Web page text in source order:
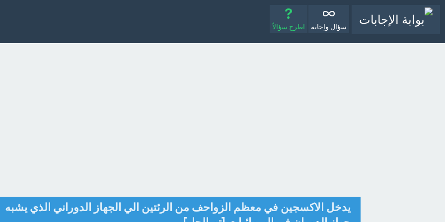
سؤال وإجابة اطرح سؤالاً
يدخل الاكسجين في معظم الزواحف من الرئتين الي الجهاز الدوراني الذي يشبه